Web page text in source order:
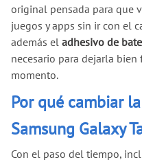
original pensada para que
juegos y apps sin ir con el
además el adhesivo de
necesario para dejarla
momento.
Por qué cambiar
Samsung Galaxy
Con el paso del tiempo,